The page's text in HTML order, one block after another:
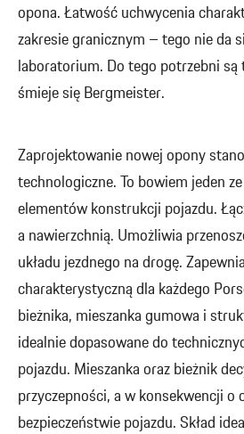
opona. Łatwość uchwycenia
zakresie granicznym – tego nie da
laboratorium. Do tego potrzebni są
śmieje się Bergmeister.
Zaprojektowanie nowej opony
technologiczne. To bowiem jeden
elementów konstrukcji pojazdu.
a nawierzchnią. Umożliwia
układu jezdnego na drogę.
charakterystyczną dla każdego
bieżnika, mieszanka gumowa i
idealnie dopasowane do
pojazdu. Mieszanka oraz bieżnik
przyczepności, a w konsekwencji o
bezpieczeństwie pojazdu. Skład